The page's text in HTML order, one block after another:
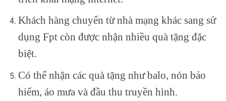
Khách hàng chuyển từ nhà mạng khác sang sử
dụng Fpt còn được nhận nhiều quà tặng đặc
biệt.
Có thể nhận các quà tặng như balo, nón bảo
hiểm, áo mưa và đầu thu truyền hình.